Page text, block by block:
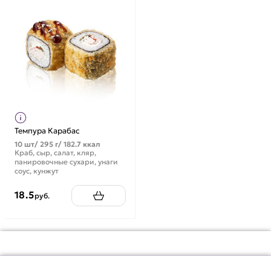
Темпура Карабас
10 шт/ 295 г/ 182.7 ккал
Краб, сыр, салат, кляр,
панировочные сухари, унаги
соус, кунжут
18.5руб.